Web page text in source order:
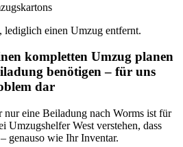
lediglich einen Umzug entfernt.
kompletten Umzug planen
benötigen – für uns
dar
eine Beiladung nach Worms ist für
Umzugshelfer West verstehen, dass
genauso wie Ihr Inventar.